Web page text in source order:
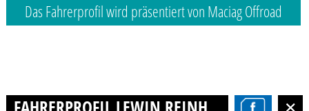
Das Fahrerprofil wird präsentiert von Maciag Offroad